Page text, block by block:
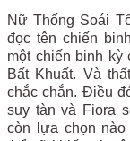
Nữ Thống Soái
đọc tên chiến
một chiến binh
Bất Khuất. Và
chắc chắn. Điều
suy tàn và Fiora
còn lựa chọn